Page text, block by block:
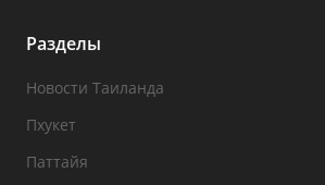
Разделы
Новости Таиланда
Пхукет
Паттайя